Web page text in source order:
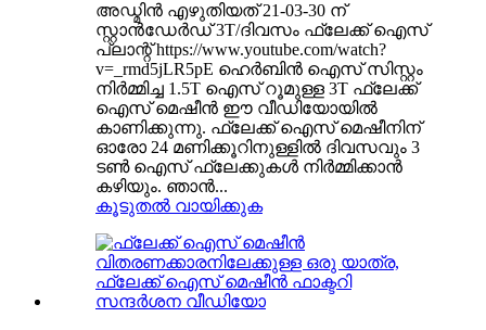
അഡ്മിൻ എഴുതിയത് 21-03-30 ന്
സ്റ്റാൻഡേർഡ് 3T/ദിവസം ഫ്ലേക്ക് ഐസ്
പ്ലാന്റ് https://www.youtube.com/watch?
v=_rmd5jLR5pE ഹെർബിൻ ഐസ് സിസ്റ്റം
നിർമ്മിച്ച 1.5T ഐസ് റൂമുള്ള 3T ഫ്ലേക്ക്
ഐസ് മെഷീൻ ഈ വീഡിയോയിൽ
കാണിക്കുന്നു. ഫ്ലേക്ക് ഐസ് മെഷീനിന്
ഓരോ 24 മണിക്കൂറിനുള്ളിൽ ദിവസവും 3
ടൺ ഐസ് ഫ്ലേക്കുകൾ നിർമ്മിക്കാൻ
കഴിയും. ഞാൻ...
കൂടുതൽ വായിക്കുക